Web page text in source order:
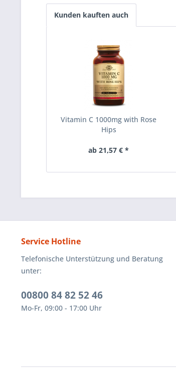
Kunden kauften auch
Vitamin C 1000mg with Rose
Hips
ab 21,57 € *
Service Hotline
Telefonische Unterstützung und Beratung
unter:
00800 84 82 52 46
Mo-Fr, 09:00 - 17:00 Uhr